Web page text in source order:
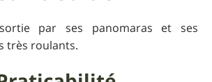
sortie par ses panomaras et ses
très roulants.